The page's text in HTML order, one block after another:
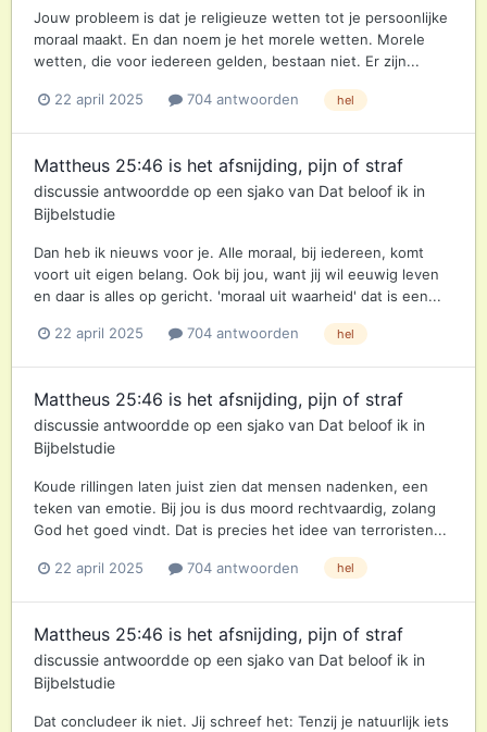
Jouw probleem is dat je religieuze wetten tot je persoonlijke
moraal maakt. En dan noem je het morele wetten. Morele
wetten, die voor iedereen gelden, bestaan niet. Er zijn...
22 april 2025 704 antwoorden hel
Mattheus 25:46 is het afsnijding, pijn of straf
discussie antwoordde op een sjako van Dat beloof ik in
Bijbelstudie
Dan heb ik nieuws voor je. Alle moraal, bij iedereen, komt
voort uit eigen belang. Ook bij jou, want jij wil eeuwig leven
en daar is alles op gericht. 'moraal uit waarheid' dat is een...
22 april 2025 704 antwoorden hel
Mattheus 25:46 is het afsnijding, pijn of straf
discussie antwoordde op een sjako van Dat beloof ik in
Bijbelstudie
Koude rillingen laten juist zien dat mensen nadenken, een
teken van emotie. Bij jou is dus moord rechtvaardig, zolang
God het goed vindt. Dat is precies het idee van terroristen...
22 april 2025 704 antwoorden hel
Mattheus 25:46 is het afsnijding, pijn of straf
discussie antwoordde op een sjako van Dat beloof ik in
Bijbelstudie
Dat concludeer ik niet. Jij schreef het: Tenzij je natuurlijk iets